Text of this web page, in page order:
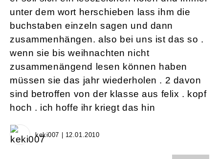
unter dem wort herschieben lass ihm die
buchstaben einzeln sagen und dann
zusammenhängen. also bei uns ist das so .
wenn sie bis weihnachten nicht
zusammenängend lesen können haben
müssen sie das jahr wiederholen . 2 davon
sind betroffen von der klasse aus felix . kopf
hoch . ich hoffe ihr kriegt das hin
keki007 | 12.01.2010